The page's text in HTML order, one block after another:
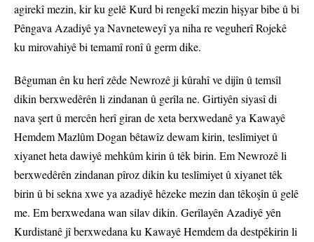
agirekî mezin, kir ku gelê Kurd bi rengekî mezin hişyar bibe û bi
Pêngava Azadiyê ya Navneteweyî ya niha re veguherî Rojekê
ku mirovahiyê bi temamî ronî û germ dike.
Bêguman ên ku herî zêde Newrozê ji kûrahî ve dijîn û temsîl
dikin berxwedêrên li zindanan û gerîla ne. Girtiyên siyasî di
nava şert û mercên herî giran de xeta berxwedanê ya Kawayê
Hemdem Mazlûm Dogan bêtawîz dewam kirin, teslîmiyet û
xiyanet heta dawiyê mehkûm kirin û têk birin. Em Newrozê li
berxwedêrên zindanan pîroz dikin ku teslîmiyet û xiyanet têk
birin û bi sekna xwe ya azadiyê hêzeke mezin dan têkoşîn û gelê
me. Em berxwedana wan silav dikin. Gerîlayên Azadiyê yên
Kurdistanê jî berxwedana ku Kawayê Hemdem da destpêkirin li